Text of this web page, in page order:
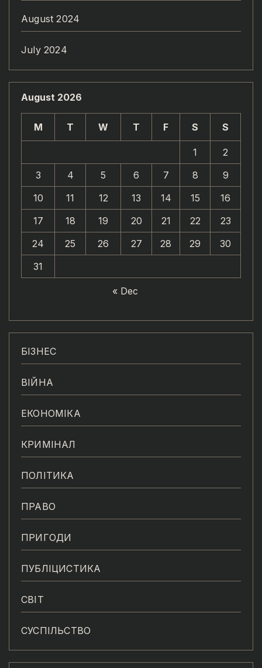
August 2024
July 2024
August 2026
M T W T F S S
1
2
3
4 5 6 7 8
9
10
11 12 13 14 15
16
17
18 19 20 21 22
23
24
25 26 27 28 29
30
31
« Dec
БІЗНЕС
ВІЙНА
ЕКОНОМІКА
КРИМІНАЛ
ПОЛІТИКА
ПРАВО
ПРИГОДИ
ПУБЛІЦИСТИКА
СВІТ
СУСПІЛЬСТВО